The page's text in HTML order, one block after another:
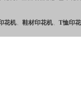
花机、 鞋材印花机、 T恤印